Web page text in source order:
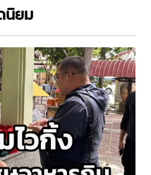
นิยม